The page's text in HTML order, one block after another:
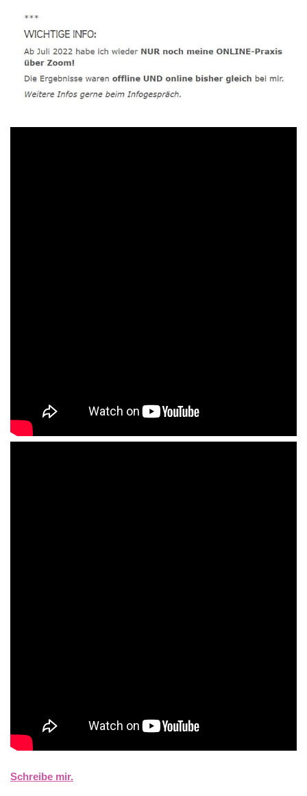
Schreibe mir.